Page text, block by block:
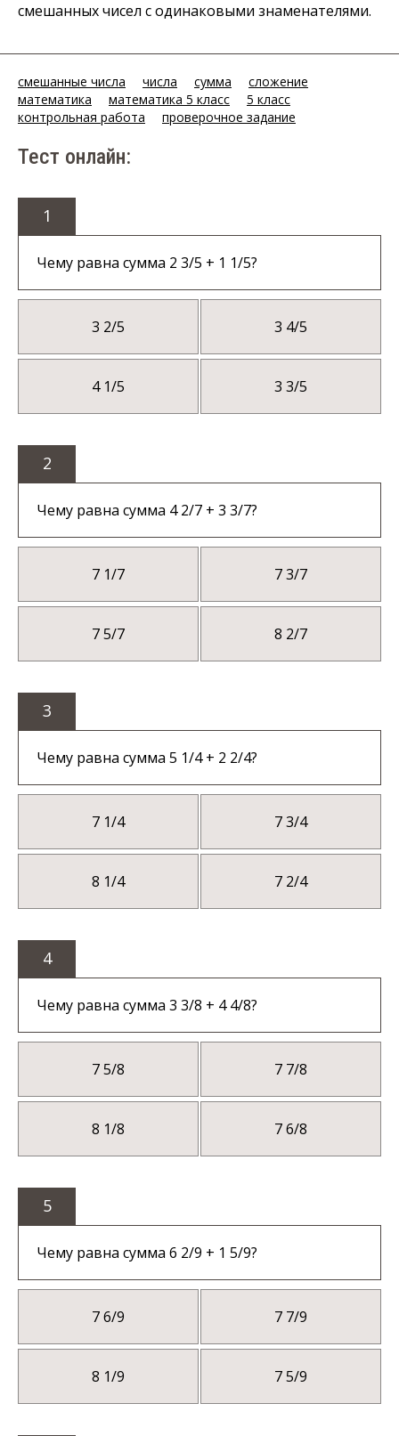
смешанных чисел с одинаковыми знаменателями.
смешанные числа числа сумма
сложение
математика
математика 5 класс
5 класс
контрольная работа
проверочное задание
Тест онлайн:
1
Чему равна сумма 2 3/5 + 1 1/5?
3 2/5 3 4/5
4 1/5 3 3/5
2
Чему равна сумма 4 2/7 + 3 3/7?
7 1/7 7 3/7
7 5/7 8 2/7
3
Чему равна сумма 5 1/4 + 2 2/4?
7 1/4 7 3/4
8 1/4 7 2/4
4
Чему равна сумма 3 3/8 + 4 4/8?
7 5/8 7 7/8
8 1/8 7 6/8
5
Чему равна сумма 6 2/9 + 1 5/9?
7 6/9 7 7/9
8 1/9 7 5/9